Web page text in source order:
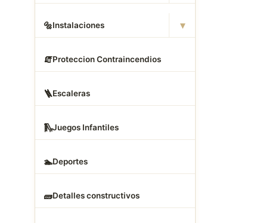
🔩Instalaciones ▾
🧯Proteccion Contraincendios
🪜Escaleras
🛝Juegos Infantiles
🏊Deportes
🧱Detalles constructivos